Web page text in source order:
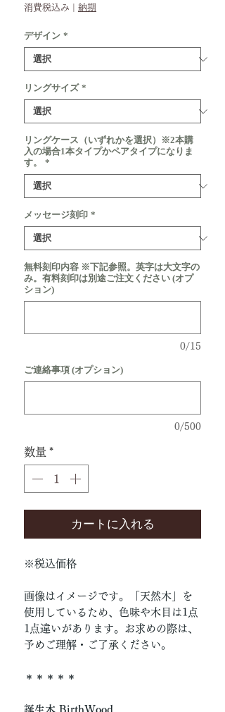
消費税込み 納期
デザイン *
リングサイズ *
リングケース（いずれかを選択）※2本購
入の場合1本タイプかペアタイプになりま
す。
*
メッセージ刻印 *
無料刻印内容 ※下記参照。英字は大文字の
み。有料刻印は別途ご注文ください (オプ
ション)
0/15
ご連絡事項 (オプション)
0/500
数量 *
カートに入れる
※税込価格
画像はイメージです。「天然木」を
使用しているため、色味や木目は1点
1点違いがあります。お求めの際は、
予めご理解・ご了承ください。
＊＊＊＊＊
誕生木 BirthWood